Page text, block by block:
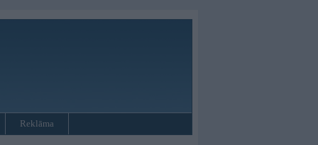
Reklāma